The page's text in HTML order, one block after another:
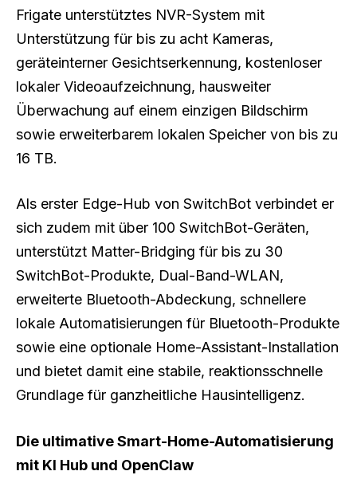
Frigate unterstütztes NVR-System mit
Unterstützung für bis zu acht Kameras,
geräteinterner Gesichtserkennung, kostenloser
lokaler Videoaufzeichnung, hausweiter
Überwachung auf einem einzigen Bildschirm
sowie erweiterbarem lokalen Speicher von bis zu
16 TB.
Als erster Edge-Hub von SwitchBot verbindet er
sich zudem mit über 100 SwitchBot-Geräten,
unterstützt Matter-Bridging für bis zu 30
SwitchBot-Produkte, Dual-Band-WLAN,
erweiterte Bluetooth-Abdeckung, schnellere
lokale Automatisierungen für Bluetooth-Produkte
sowie eine optionale Home-Assistant-Installation
und bietet damit eine stabile, reaktionsschnelle
Grundlage für ganzheitliche Hausintelligenz.
Die ultimative Smart-Home-Automatisierung
mit KI Hub und OpenClaw